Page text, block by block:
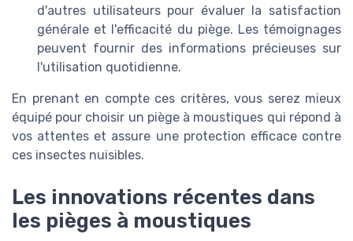
d'autres utilisateurs pour évaluer la satisfaction
générale et l'efficacité du piège. Les témoignages
peuvent fournir des informations précieuses sur
l'utilisation quotidienne.
En prenant en compte ces critères, vous serez mieux
équipé pour choisir un piège à moustiques qui répond à
vos attentes et assure une protection efficace contre
ces insectes nuisibles.
Les innovations récentes dans
les pièges à moustiques